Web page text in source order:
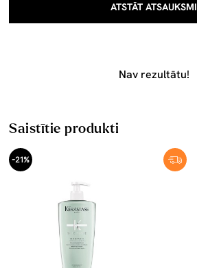
ATSTĀT ATSAUKSMI
Nav rezultātu!
Saistītie produkti
-21%